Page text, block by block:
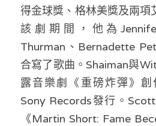
得金球獎、格林美獎及兩項
該劇期間，他為
Thurman、Bernadette
合寫了歌曲。Shaiman與
露音樂劇《重磅炸彈》
Sony Records發行。
《Martin Short: Fame